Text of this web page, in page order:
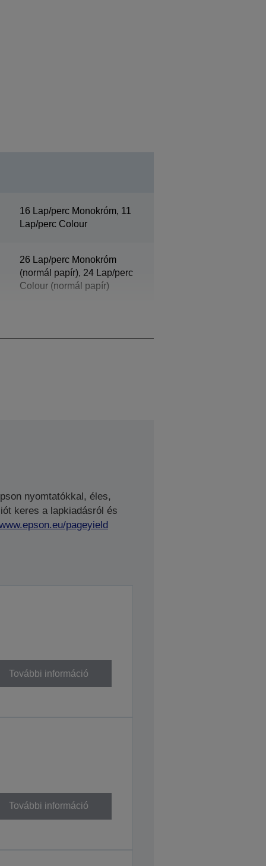
16 Lap/perc Monokróm, 11
Lap/perc Colour
26 Lap/perc Monokróm
(normál papír), 24 Lap/perc
Colour (normál papír)
nyomtatókkal, éles,
keres a lapkiadásról és
pageyield
További információ
További információ